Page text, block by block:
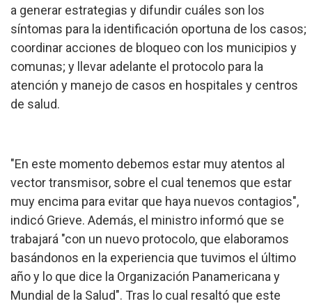
a generar estrategias y difundir cuáles son los
síntomas para la identificación oportuna de los casos;
coordinar acciones de bloqueo con los municipios y
comunas; y llevar adelante el protocolo para la
atención y manejo de casos en hospitales y centros
de salud.
"En este momento debemos estar muy atentos al
vector transmisor, sobre el cual tenemos que estar
muy encima para evitar que haya nuevos contagios",
indicó Grieve. Además, el ministro informó que se
trabajará "con un nuevo protocolo, que elaboramos
basándonos en la experiencia que tuvimos el último
año y lo que dice la Organización Panamericana y
Mundial de la Salud". Tras lo cual resaltó que este